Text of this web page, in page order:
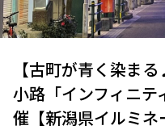
【古町が青く染ま
小路「インフィニテ
催【新潟県イルミ